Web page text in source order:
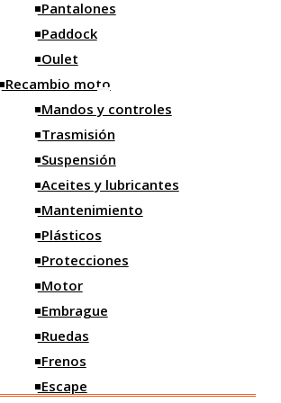
Correas
Limpieza
Grasa y selladores
Alfombras
Bridas
Iluminación
Motos
Motos nuevas
Motos ocasión
Pantalones
Paddock
Oulet
Recambio moto
Mandos y controles
Trasmisión
Suspensión
Aceites y lubricantes
Mantenimiento
Plásticos
Protecciones
Motor
Embrague
Ruedas
Frenos
Escape